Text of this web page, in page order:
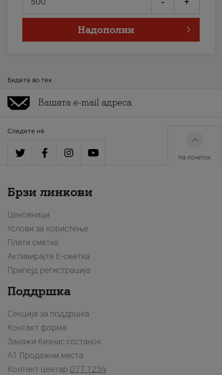
Надополни
Бидете во тек
Следете нè
На почеток
Брзи линкови
Ценовници
Услови за користење
Плати сметка
Активирајте Е-сметка
Припејд регистрација
Поддршка
Секција за поддршка
Контакт форма
Закажи бизнис состанок
A1 Продажни места
Контакт центар 077 1234